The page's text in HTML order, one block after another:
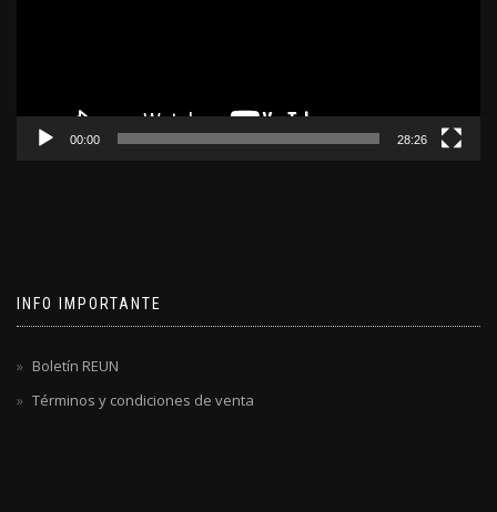
00:00 28:26
INFO IMPORTANTE
Boletín REUN
Términos y condiciones de venta